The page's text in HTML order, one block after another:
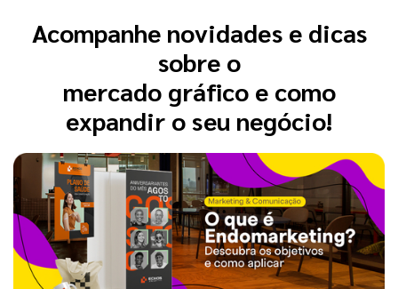
Acompanhe novidades e dicas
sobre o
mercado gráfico e como
expandir o seu negócio!